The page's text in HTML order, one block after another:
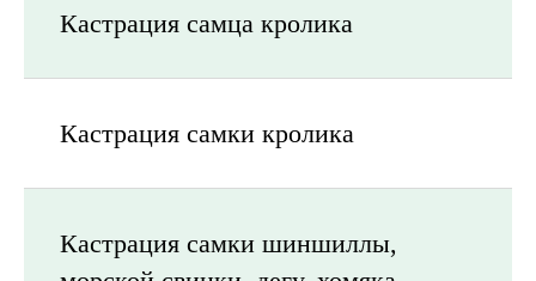
Кастрация самца кролика
Кастрация самки кролика
Кастрация самки шиншиллы,